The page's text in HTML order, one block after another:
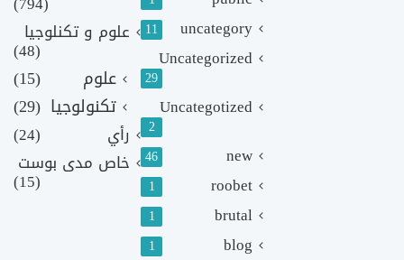
uncategory
11
Uncategorized
29
Uncategotized
2
new
46
roobet
1
brutal
1
blog
1
علوم و تكنلوجيا
(48)
علوم
(15)
تكنولوجيا (29)
رأي
(24)
خاص مدى بوست
(15)